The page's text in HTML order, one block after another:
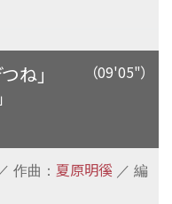
（09'05"）
ね」
作曲： 夏原明徯 ／ 編